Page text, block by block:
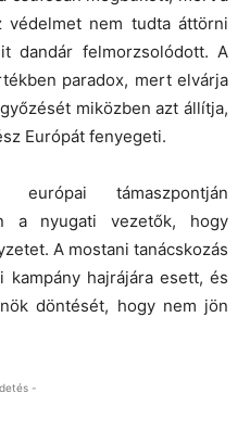
védelmet nem tudta áttörni
dandár felmorzsolódott. A
paradox, mert elvárja
miközben azt állítja,
Európát fenyegeti.
támaszpontján
a nyugati vezetők, hogy
A mostani tanácskozás
kampány hajrájára esett, és
döntését, hogy nem jön
-